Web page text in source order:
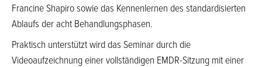
Francine Shapiro sowie das Kennenlernen des standardisierten
Ablaufs der acht Behandlungsphasen.
Praktisch unterstützt wird das Seminar durch die
Videoaufzeichnung einer vollständigen EMDR-Sitzung mit einer